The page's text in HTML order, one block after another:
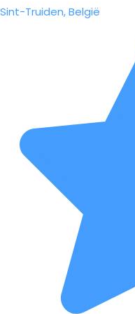
Sint-Truiden, België